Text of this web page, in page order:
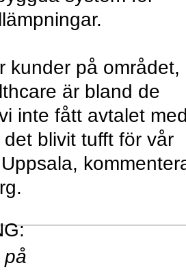
kunder på området,
är bland de
inte fått avtalet
blivit tufft för vår
på